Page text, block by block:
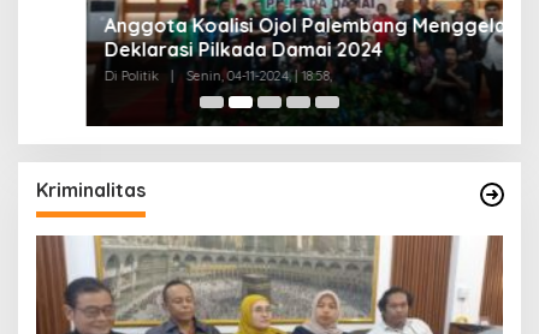
Anggota Koalisi Ojol Palembang Menggelar
Deklarasi Pilkada Damai 2024
Di Politik | Senin, 04-11-2024, | 18:58,
Kriminalitas